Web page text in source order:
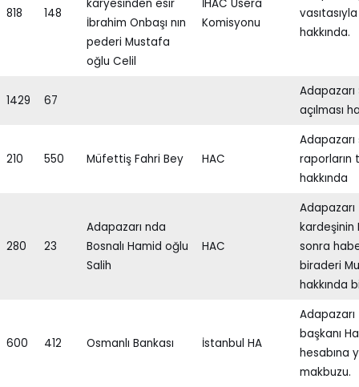
818 148
karyesinden esir
İbrahim Onbaşı nın
pederi Mustafa
oğlu Celil
İHAC Üsera
Komisyonu
hakkında.
1429 67
Adapazarı
açılması
210 550 Müfettiş Fahri Bey HAC
raporların
hakkında
280 23
Adapazarı nda
Bosnalı Hamid oğlu
Salih
HAC
kardeşinin
sonra
biraderi
hakkında
600 412 Osmanlı Bankası İstanbul HA
Adapazarı
başkanı
hesabına
makbuzu.